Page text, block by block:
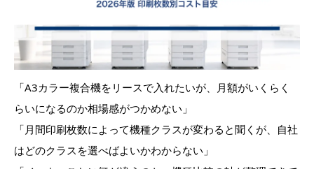
「A3カラー複合機をリースで入れたいが、月額がいくらく
らいになるのか相場感がつかめない」
「月間印刷枚数によって機種クラスが変わると聞くが、自社
はどのクラスを選べばよいかわからない」